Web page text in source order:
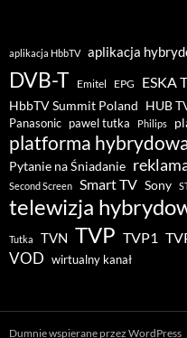
aplikacja HbbTV aplikacja
DVB-T Emitel EPG ESKA
HbbTV Summit Poland HUB
Panasonic pawel tutka Philips
platforma
Pytanie na Śniadanie
Second Screen Smart TV Sony
telewizja
Tutka TVN TVP TVP1
VOD wirtualny kanał
Dumnie wspierane przez WordPress